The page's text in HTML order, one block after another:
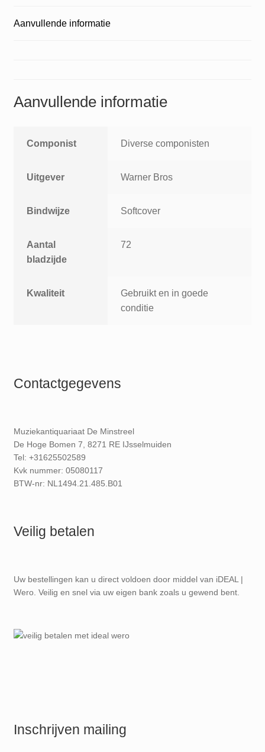
Aanvullende informatie
Aanvullende informatie
Componist Diverse componisten
Uitgever Warner Bros
Bindwijze Softcover
Aantal
bladzijde
72
Kwaliteit
Gebruikt en in goede
conditie
Contactgegevens
Muziekantiquariaat De Minstreel
De Hoge Bomen 7, 8271 RE IJsselmuiden
Tel: +31625502589
Kvk nummer: 05080117
BTW-nr: NL1494.21.485.B01
Veilig betalen
Uw bestellingen kan u direct voldoen door middel van iDEAL |
Wero. Veilig en snel via uw eigen bank zoals u gewend bent.
Inschrijven mailing